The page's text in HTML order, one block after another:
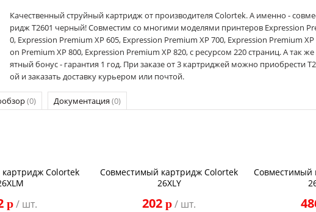
Качественный струйный картридж от производителя Colortek. А именно -
ридж T2601 черный! Совместим со многими моделями принтеров Expression
0, Expression Premium XP 605, Expression Premium XP 700, Expression Premium XP
on Premium XP 800, Expression Premium XP 820, с ресурсом 220 страниц. А так
ятный бонус - гарантия 1 год. При заказе от 3 картриджей можно приобрести
ой и заказать доставку курьером или почтой.
(0) Документация (0)
Colortek
p/ шт.
Совместимый картридж Colortek
26XLY
202 p/ шт.
Совместимый